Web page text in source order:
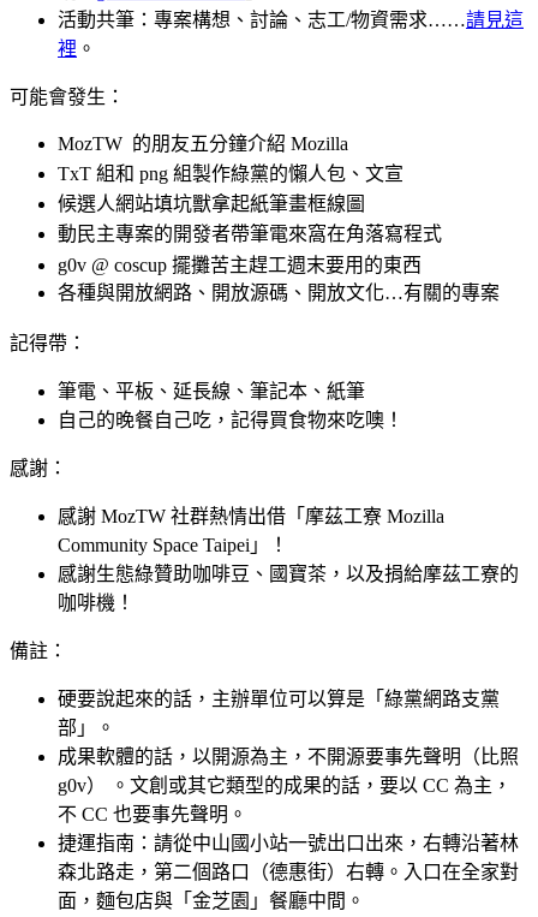
活動共筆：專案構想、討論、志工/物資需求……請見這
裡 。
可能會發生：
MozTW 的朋友五分鐘介紹 Mozilla
TxT 組和 png 組製作綠黨的懶人包、文宣
候選人網站填坑獸拿起紙筆畫框線圖
動民主專案的開發者帶筆電來窩在角落寫程式
g0v @ coscup 擺攤苦主趕工週末要用的東西
各種與開放網路、開放源碼、開放文化…有關的專案
記得帶：
筆電、平板、延長線、筆記本、紙筆
自己的晚餐自己吃，記得買食物來吃噢！
感謝：
感謝 MozTW 社群熱情出借「摩茲工寮 Mozilla
Community Space Taipei」！
感謝生態綠贊助咖啡豆、國寶茶，以及捐給摩茲工寮的
咖啡機！
備註：
硬要說起來的話，主辦單位可以算是「綠黨網路支黨
部」。
成果軟體的話，以開源為主，不開源要事先聲明（比照
g0v） 。文創或其它類型的成果的話，要以 CC 為主，
不 CC 也要事先聲明。
捷運指南：請從中山國小站一號出口出來，右轉沿著林
森北路走，第二個路口（德惠街）右轉。入口在全家對
面，麵包店與「金芝園」餐廳中間。